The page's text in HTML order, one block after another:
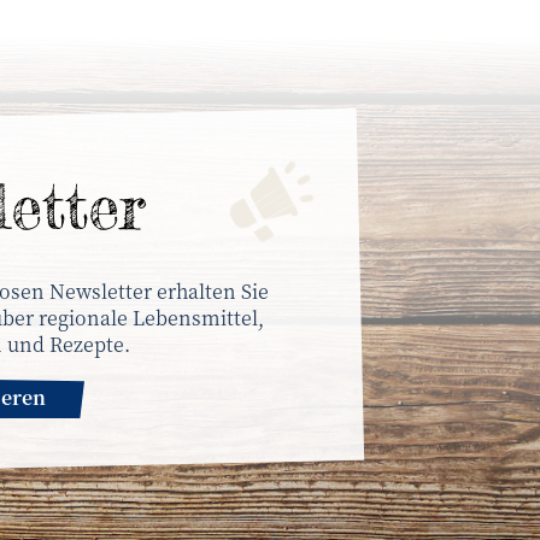
Newsletter erhalten Sie
regionale Lebensmittel,
Rezepte.